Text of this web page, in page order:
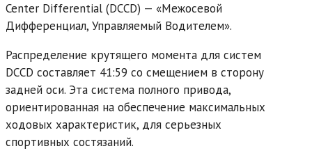
Center Differential (DCCD) — «Межосевой
Дифференциал, Управляемый Водителем».
Распределение крутящего момента для систем
DCCD составляет 41:59 со смещением в сторону
задней оси. Эта система полного привода,
ориентированная на обеспечение максимальных
ходовых характеристик, для серьезных
спортивных состязаний.